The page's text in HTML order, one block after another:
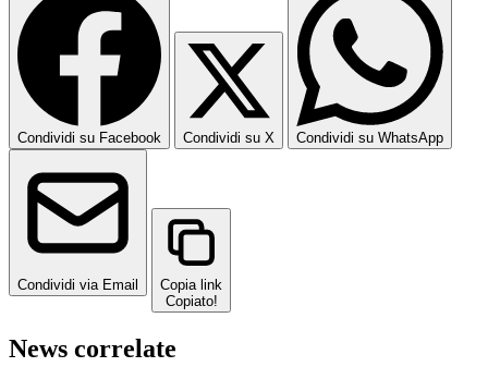
Condividi su Facebook Condividi su X Condividi su WhatsApp
Condividi via Email
Copia link
Copiato!
News correlate